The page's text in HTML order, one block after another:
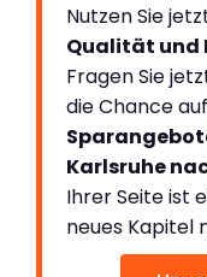
Nutzen Sie
Qualität und
Fragen Sie
die Chance auf
Karlsruhe
Ihrer Seite ist
neues Kapitel